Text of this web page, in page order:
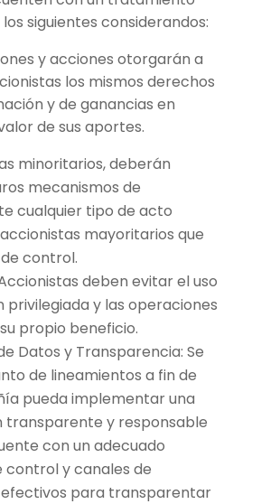
siguientes considerandos:
y acciones otorgarán a
los mismos derechos
y de ganancias en
de sus aportes.
minoritarios, deberán
mecanismos de
cualquier tipo de acto
mayoritarios que
control.
deben evitar el uso
privilegiada y las operaciones
propio beneficio.
Datos y Transparencia: Se
de lineamientos a fin de
pueda implementar una
transparente y responsable
con un adecuado
control y canales de
para transparentar